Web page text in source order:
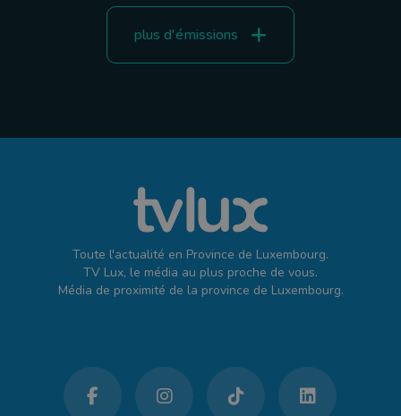
plus d'émissions
Toute l'actualité en Province de Luxembourg.
TV Lux, le média au plus proche de vous.
Média de proximité de la province de Luxembourg.